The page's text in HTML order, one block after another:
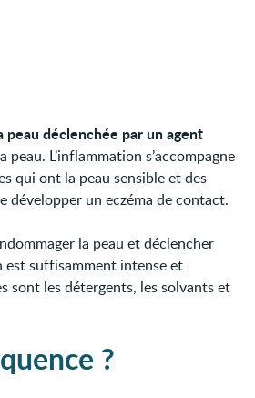
peau déclenchée par un agent
L’inflammation s’accompagne
qui ont la peau sensible et des
développer un eczéma de contact.
la peau et déclencher
est suffisamment intense et
sont les détergents, les solvants et
?